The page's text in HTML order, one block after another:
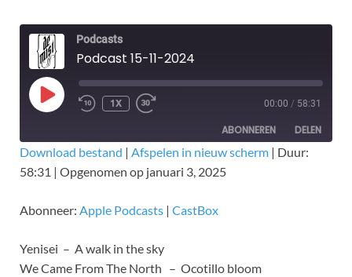
Podcasts
Podcast 15-11-2024
1X 00:00 / 58:31
ABONNEREN DELEN
Apple Podcasts CastBox
DELEN
LINK
Download bestand | Afspelen in nieuw scherm | Duur:
58:31 | Opgenomen op januari 3, 2025
Abonneer: Apple Podcasts | CastBox
Yenisei – A walk in the sky
We Came From The North – Ocotillo bloom